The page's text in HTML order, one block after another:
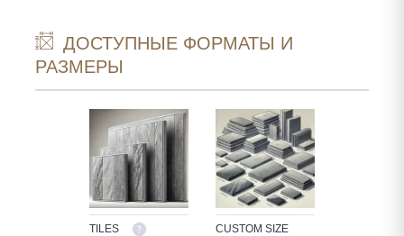
ДОСТУПНЫЕ ФОРМАТЫ И
РАЗМЕРЫ
TILES
CUSTOM SIZE